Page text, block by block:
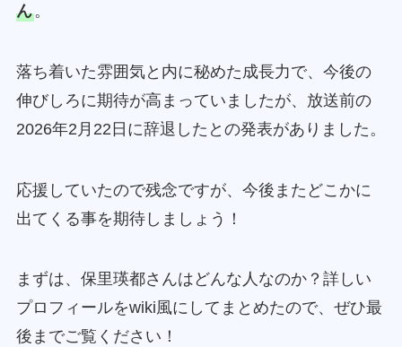
ん。
落ち着いた雰囲気と内に秘めた成長力で、今後の
伸びしろに期待が高まっていましたが、放送前の
2026年2月22日に辞退したとの発表がありました。
応援していたので残念ですが、今後またどこかに
出てくる事を期待しましょう！
まずは、保里瑛都さんはどんな人なのか？詳しい
プロフィールをwiki風にしてまとめたので、ぜひ最
後までご覧ください！